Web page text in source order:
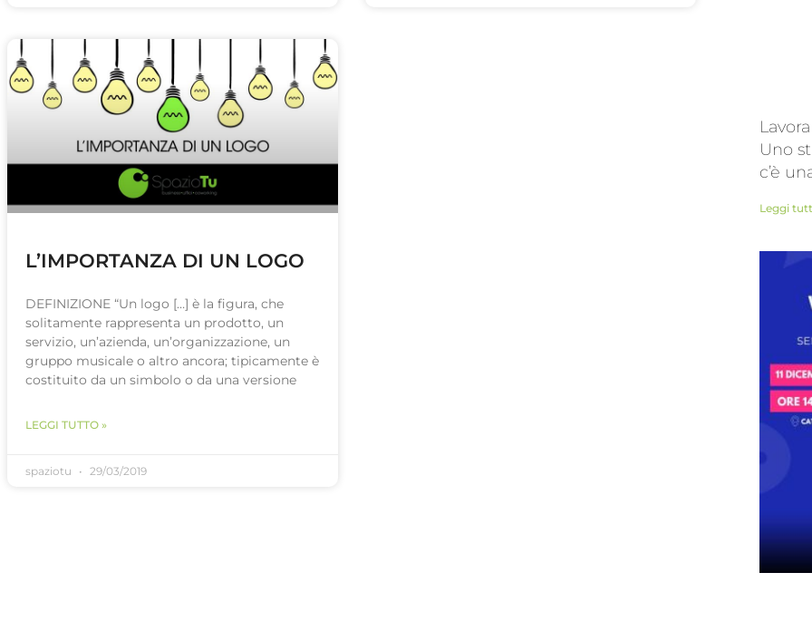
L’IMPORTANZA DI UN LOGO
DEFINIZIONE “Un logo […] è la figura, che
solitamente rappresenta un prodotto, un
servizio, un’azienda, un’organizzazione, un
gruppo musicale o altro ancora; tipicamente è
costituito da un simbolo o da una versione
LEGGI TUTTO »
spaziotu 29/03/2019
Uno
c’è
Leggi